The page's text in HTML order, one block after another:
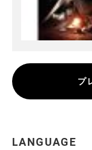
プ
LANGUAGE